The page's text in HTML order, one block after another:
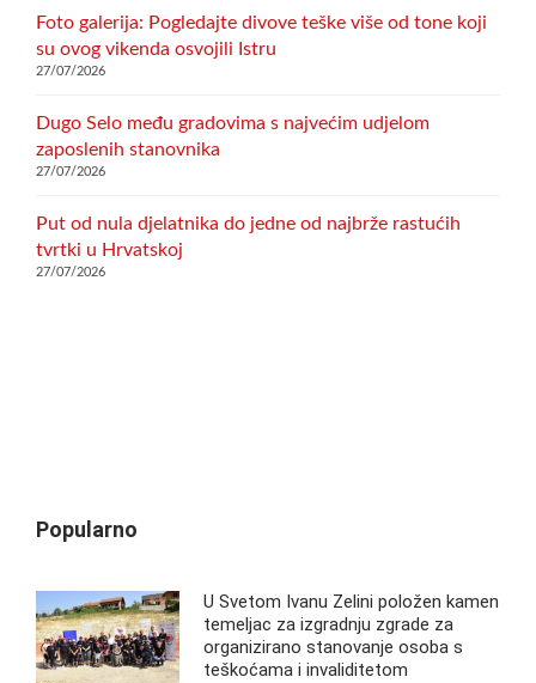
Foto galerija: Pogledajte divove teške više od tone koji
su ovog vikenda osvojili Istru
27/07/2026
Dugo Selo među gradovima s najvećim udjelom
zaposlenih stanovnika
27/07/2026
Put od nula djelatnika do jedne od najbrže rastućih
tvrtki u Hrvatskoj
27/07/2026
Popularno
U Svetom Ivanu Zelini položen kamen
temeljac za izgradnju zgrade za
organizirano stanovanje osoba s
teškoćama i invaliditetom